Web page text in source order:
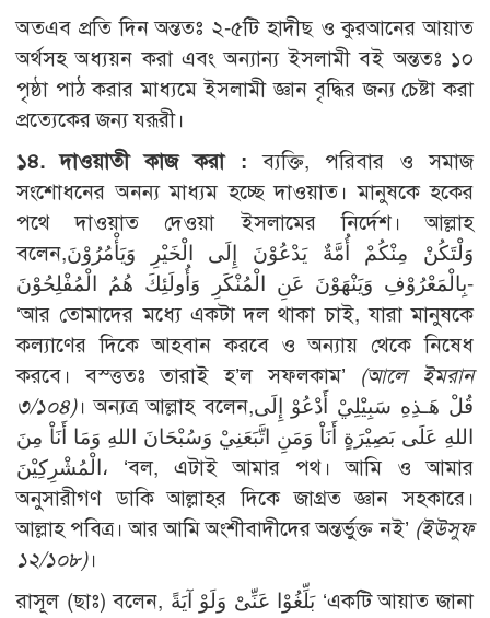
অতএব প্রতি দিন অন্ততঃ ২-৫টি হাদীছ ও কুরআনের আয়াত
অর্থসহ অধ্যয়ন করা এবং অন্যান্য ইসলামী বই অন্ততঃ ১০
পৃষ্ঠা পাঠ করার মাধ্যমে ইসলামী জ্ঞান বৃদ্ধির জন্য চেষ্টা করা
প্রত্যেকের জন্য যরূরী।
১৪. দাওয়াতী কাজ করা :ব্যক্তি, পরিবার ও সমাজ
সংশোধনের অনন্য মাধ্যম হচ্ছে দাওয়াত। মানুষকে হকের
পথে দাওয়াত দেওয়া ইসলামের নির্দেশ। আল্লাহ
বলেন,وَلْتَكُنْ مِنْكُمْ أُمَّةٌ يَدْعُوْنَ إِلَى الْخَيْرِ وَيَأْمُرُوْنَ
بِالْمَعْرُوْفِ وَيَنْهَوْنَ عَنِ الْمُنْكَرِ وَأُولَئِكَ هُمُ الْمُفْلِحُوْنَ-
‘আর তোমাদের মধ্যে একটা দল থাকা চাই, যারা মানুষকে
কল্যাণের দিকে আহবান করবে ও অন্যায় থেকে নিষেধ
করবে। বস্ত্ততঃ তারাই হ’ল সফলকাম’ (আলে ইমরান
৩/১০৪)। অন্যত্র আল্লাহ বলেন,قُلْ هَـذِهِ سَبِيْلِيْ أَدْعُوْ إِلَى
اللهِ عَلَى بَصِيْرَةٍ أَنَاْ وَمَنِ اتَّبَعَنِيْ وَسُبْحَانَ اللهِ وَمَا أَنَاْ مِنَ
الْمُشْرِكِيْنَ، ‘বল, এটাই আমার পথ। আমি ও আমার
অনুসারীগণ ডাকি আল্লাহর দিকে জাগ্রত জ্ঞান সহকারে।
আল্লাহ পবিত্র। আর আমি অংশীবাদীদের অন্তর্ভুক্ত নই’ (ইউসুফ
১২/১০৮)।
রাসূল (ছাঃ) বলেন, بَلِّغُوْا عَنِّىْ وَلَوْ آيَةً ‘একটি আয়াত জানা